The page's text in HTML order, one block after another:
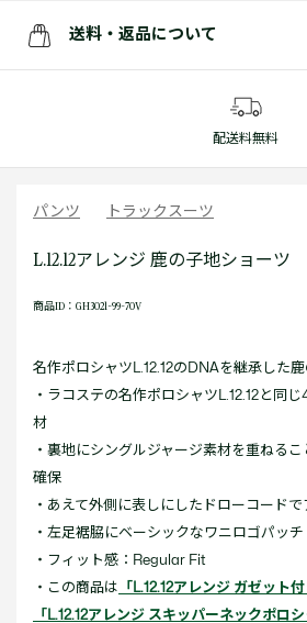
送料・返品について
配送料無料
パンツ トラックスーツ
L.12.12アレンジ 鹿の子地ショーツ
商品ID：GH3021-99-70V
名作ポロシャツL.12.12のDNAを継承した
・ラコステの名作ポロシャツL.12.12と同
材
・裏地にシングルジャージ素材を重ねる
確保
・あえて外側に表しにしたドローコード
・左足裾脇にベーシックなワニロゴパッチ
・フィット感：Regular Fit
・この商品は 「L.12.12アレンジ ガゼット
「L.12.12アレンジ スキッパーネックポロシ